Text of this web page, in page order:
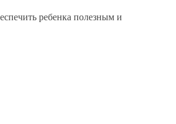
ребенка полезным и